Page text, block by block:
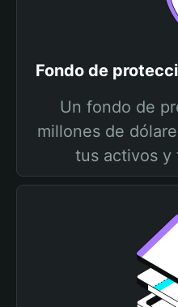
Fondo de
Un fondo de
millones de
tus activos y